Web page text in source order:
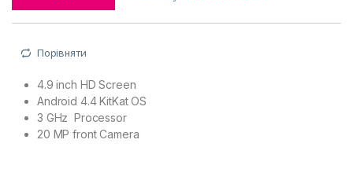
Порівняти
4.9 inch HD Screen
Android 4.4 KitKat OS
3 GHz Processor
20 MP front Camera